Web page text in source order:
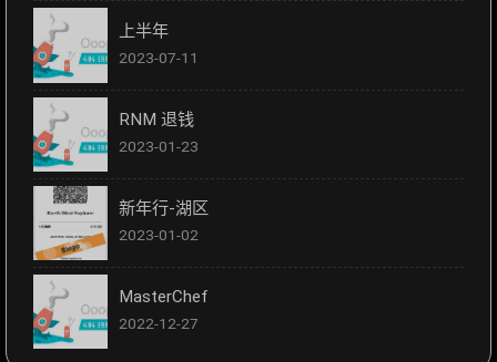
上半年
2023-07-11
RNM 退钱
2023-01-23
新年行-湖区
2023-01-02
MasterChef
2022-12-27